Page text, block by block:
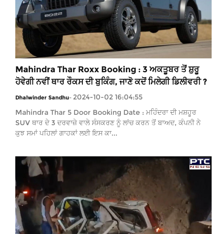
Mahindra Thar Roxx Booking : 3 ਅਕਤੂਬਰ ਤੋਂ ਸ਼ੁਰੂ
ਹੋਵੇਗੀ ਨਵੀਂ ਥਾਰ ਰੌਕਸ ਦੀ ਬੁਕਿੰਗ, ਜਾਣੋ ਕਦੋਂ ਮਿਲੇਗੀ ਡਿਲੀਵਰੀ ?
Dhalwinder Sandhu- 2024-10-02 16:04:55
Mahindra Thar 5 Door Booking Date : ਮਹਿੰਦਰਾ ਦੀ ਮਸ਼ਹੂਰ
SUV ਥਾਰ ਦੇ 3 ਦਰਵਾਜ਼ੇ ਵਾਲੇ ਸੰਸਕਰਣ ਨੂੰ ਲਾਂਚ ਕਰਨ ਤੋਂ ਬਾਅਦ, ਕੰਪਨੀ ਨੇ
ਕੁਝ ਸਮਾਂ ਪਹਿਲਾਂ ਗਾਹਕਾਂ ਲਈ ਇਸ ਕਾ...